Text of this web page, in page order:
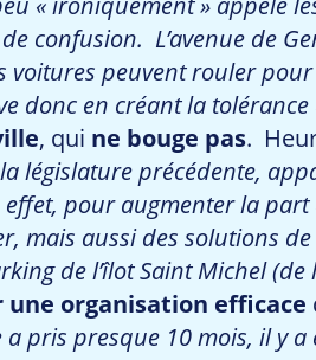
confusion. L’avenue de
peuvent rouler
donc en créant la
, qui ne bouge pas.
législature précédente,
pour augmenter la
mais aussi des solutions
de l’îlot Saint Michel
une organisation efficace
a pris presque 10 mois, il y